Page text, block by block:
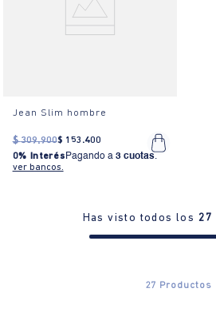
Jean Slim hombre
$ 309.900$ 153 .400
0% Interés Pagando a 3 cuotas.
ver bancos.
Has visto todos los 27
27 Productos